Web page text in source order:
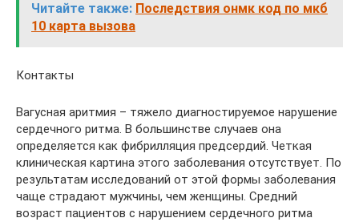
Читайте также: Последствия онмк код по мкб
10 карта вызова
Контакты
Вагусная аритмия – тяжело диагностируемое нарушение
сердечного ритма. В большинстве случаев она
определяется как фибрилляция предсердий. Четкая
клиническая картина этого заболевания отсутствует. По
результатам исследований от этой формы заболевания
чаще страдают мужчины, чем женщины. Средний
возраст пациентов с нарушением сердечного ритма